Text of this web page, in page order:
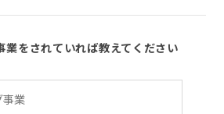
業をされていれば教えてください